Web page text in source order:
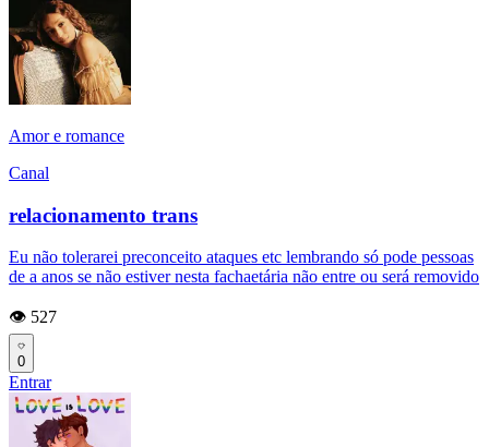
Amor e romance
Canal
relacionamento trans
Eu não tolerarei preconceito ataques etc lembrando só pode pessoas
de a anos se não estiver nesta fachaetária não entre ou será removido
👁️ 527
0
Entrar